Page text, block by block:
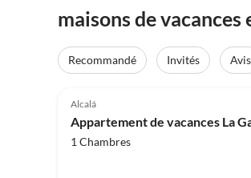
maisons de
Recommandé Invités Avis
Alcalá
1 Chambres